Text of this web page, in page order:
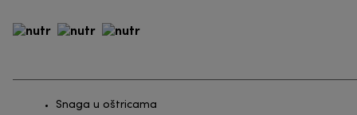
Snaga u oštricama